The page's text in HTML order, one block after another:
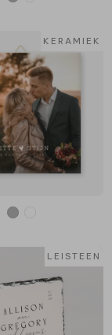
KERAMIEK
LEISTEEN